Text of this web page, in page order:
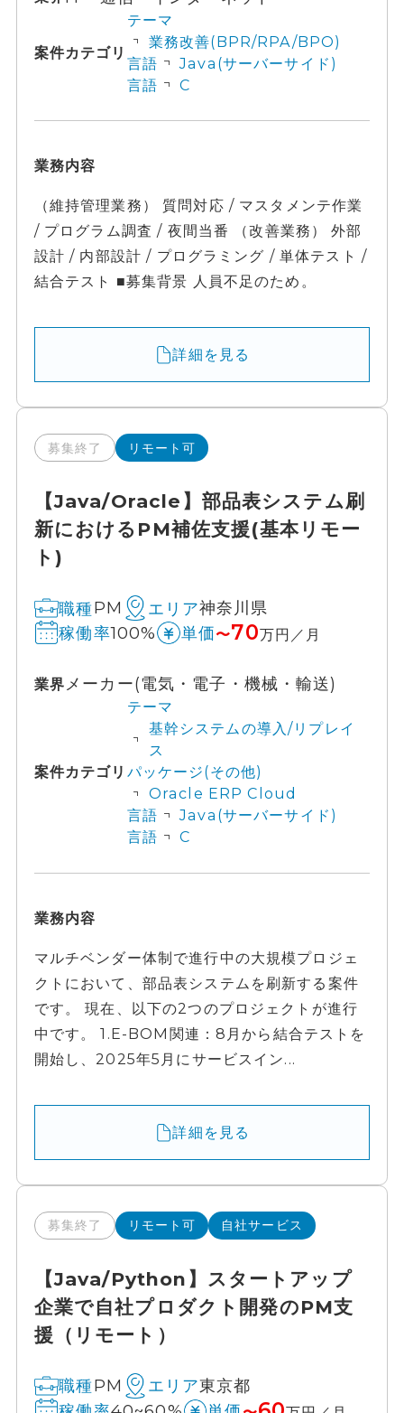
案件カテゴリ
テーマ
業務改善(BPR/RPA/BPO)
言語
Java(サーバーサイド)
言語
C
業務内容
（維持管理業務） 質問対応 / マスタメンテ作業
/ プログラム調査 / 夜間当番 （改善業務） 外部
設計 / 内部設計 / プログラミング / 単体テスト /
結合テスト ■募集背景 人員不足のため。
詳細を見る
募集終了 リモート可
【Java/Oracle】部品表システム刷
新におけるPM補佐支援(基本リモー
ト)
職種PM エリア神奈川県
稼働率100% 単価〜70万円／月
業界メーカー(電気・電子・機械・輸送)
案件カテゴリ
テーマ
基幹システムの導入/リプレイ
ス
パッケージ(その他)
Oracle ERP Cloud
言語
Java(サーバーサイド)
言語
C
業務内容
マルチベンダー体制で進行中の大規模プロジェ
クトにおいて、部品表システムを刷新する案件
です。 現在、以下の2つのプロジェクトが進行
中です。 1.E-BOM関連：8月から結合テストを
開始し、2025年5月にサービスイン...
詳細を見る
募集終了 リモート可 自社サービス
【Java/Python】スタートアップ
企業で自社プロダクト開発のPM支
援（リモート）
職種PM エリア東京都